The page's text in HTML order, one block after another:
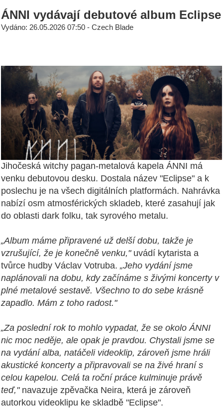
ÁNNI vydávají debutové album Eclipse
Vydáno: 26.05.2026 07:50 - Czech Blade
Jihočeská witchy pagan-metalová kapela ÁNNI má
venku debutovou desku. Dostala název "Eclipse" a k
poslechu je na všech digitálních platformách. Nahrávka
nabízí osm atmosférických skladeb, které zasahují jak
do oblasti dark folku, tak syrového metalu.
„Album máme připravené už delší dobu, takže je
vzrušující, že je konečně venku,"uvádí kytarista a
tvůrce hudby Václav Votruba. „Jeho vydání jsme
naplánovali na dobu, kdy začínáme s živými koncerty v
plné metalové sestavě. Všechno to do sebe krásně
zapadlo. Mám z toho radost."
„Za poslední rok to mohlo vypadat, že se okolo ÁNNI
nic moc neděje, ale opak je pravdou. Chystali jsme se
na vydání alba, natáčeli videoklip, zároveň jsme hráli
akustické koncerty a připravovali se na živé hraní s
celou kapelou. Celá ta roční práce kulminuje právě
teď,"navazuje zpěvačka Neira, která je zároveň
autorkou videoklipu ke skladbě "Eclipse".